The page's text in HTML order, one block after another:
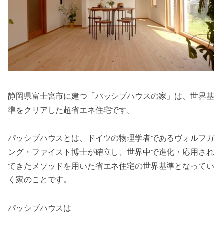
静岡県富士宮市に建つ「パッシブハウスの家」は、世界基
準をクリアした超省エネ住宅です。
パッシブハウスとは、ドイツの物理学者であるヴォルフガ
ング・ファイスト博士が確立し、世界中で進化・応用され
てきたメソッドを用いた省エネ住宅の世界基準となってい
く家のことです。
パッシブハウスは